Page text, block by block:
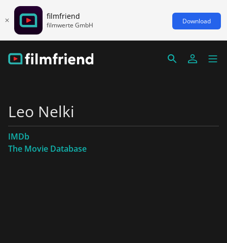
filmfriend
filmwerte GmbH Download
Leo Nelki
IMDb
The Movie Database